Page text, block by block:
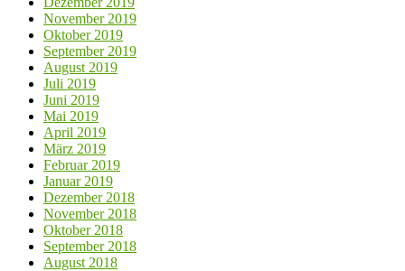
November 2019
Oktober 2019
September 2019
August 2019
Juli 2019
Juni 2019
Mai 2019
April 2019
März 2019
Februar 2019
Januar 2019
Dezember 2018
November 2018
Oktober 2018
September 2018
August 2018